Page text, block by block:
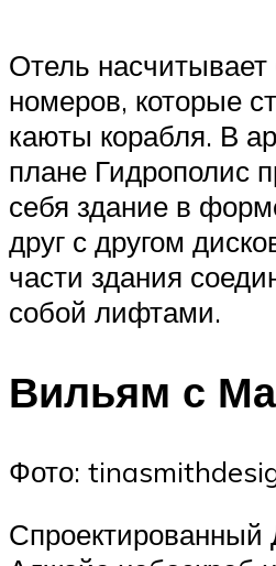
Отель
номеров, которые
каюты корабля. В
плане Гидрополис
себя здание в
друг с другом
части здания
собой лифтами.
Вильям с
Фото:
Спроектированный